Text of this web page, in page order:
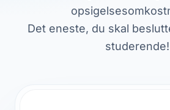
Det eneste, du skal
studerende!